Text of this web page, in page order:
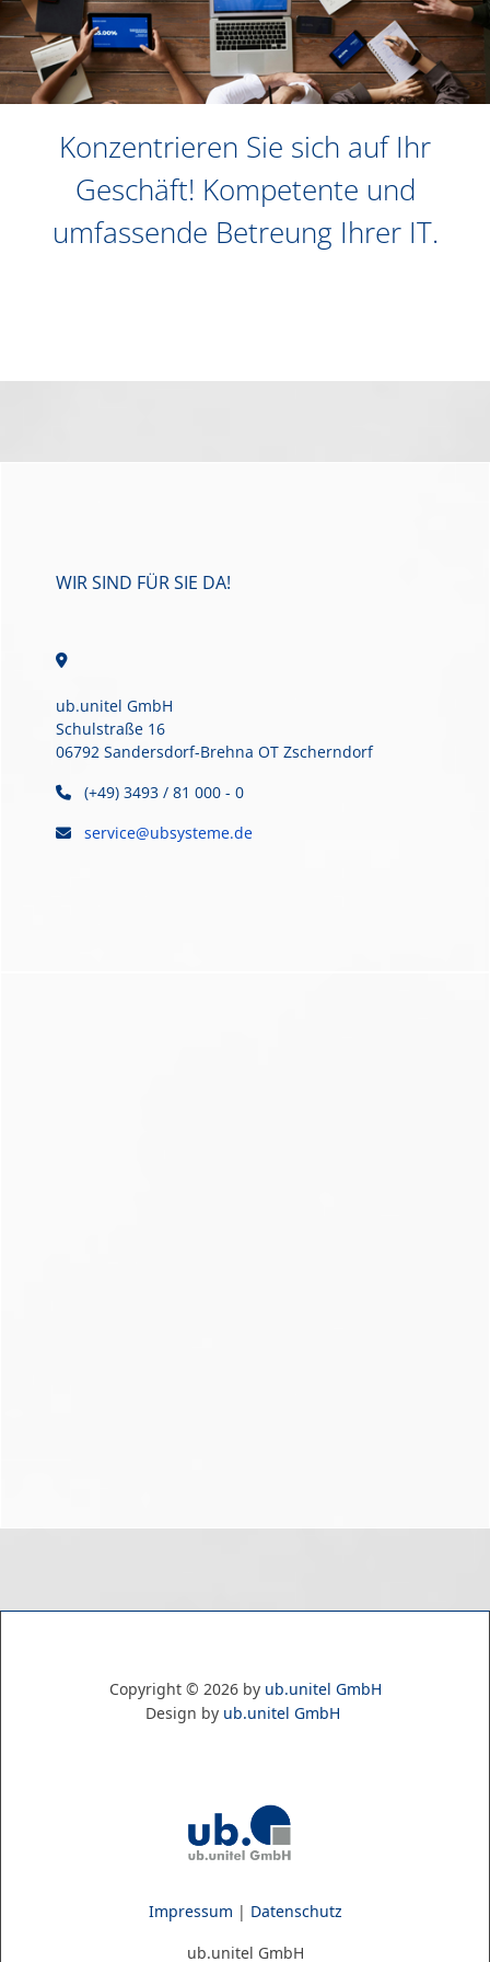
Konzentrieren Sie sich auf Ihr
Geschäft! Kompetente und
umfassende Betreung Ihrer IT.
WIR SIND FÜR SIE DA!
ub.unitel GmbH
Schulstraße 16
06792 Sandersdorf-Brehna OT Zscherndorf
(+49) 3493 / 81 000 - 0
service@ubsysteme.de
Copyright © 2026by ub.unitel GmbH
Design by ub.unitel GmbH
Impressum | Datenschutz
ub.unitel GmbH